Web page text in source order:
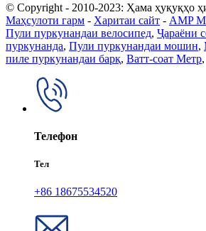
© Copyright - 2010-2023: Ҳама ҳуқуқҳо
Маҳсулоти гарм - Харитаи сайт - AMP
Пули пуркунандаи велосипед, Ҷараёни
пуркунанда, Пули пуркунандаи мошин,
пиле пуркунандаи барқ, Ватт-соат Метр,
Телефон
Тел
+86 18675534520